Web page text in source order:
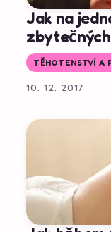
Jak na
TĚHOTENSTVÍ A
10. 12. 2017